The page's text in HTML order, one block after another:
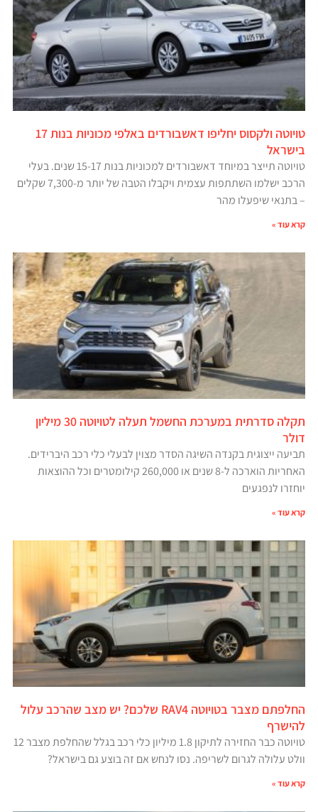
טויוטה ולקסוס יחליפו דאשבורדים באלפי מכוניות בנות 17
בישראל
טויוטה תייצר במיוחד דאשבורדים למכוניות בנות 15-17 שנים. בעלי
הרכב ישלמו השתתפות עצמית ויקבלו הטבה של יותר מ-7,300 שקלים
– בתנאי שיפעלו מהר
קרא עוד »
תקלה סדרתית במערכת החשמל תעלה לטויוטה 30 מיליון
דולר
תביעה ייצוגית בקנדה השיגה הסדר מצוין לבעלי כלי רכב היברידים.
האחריות הוארכה ל-8 שנים או 260,000 קילומטרים וכל ההוצאות
יוחזרו לנפגעים
קרא עוד »
החלפתם מצבר בטויוטה RAV4 שלכם? יש מצב שהרכב עלול
להישרף
טויוטה כבר החזירה לתיקון 1.8 מיליון כלי רכב בגלל שהחלפת מצבר 12
וולט עלולה לגרום לשריפה. נסו לנחש אם זה בוצע גם בישראל?
קרא עוד »